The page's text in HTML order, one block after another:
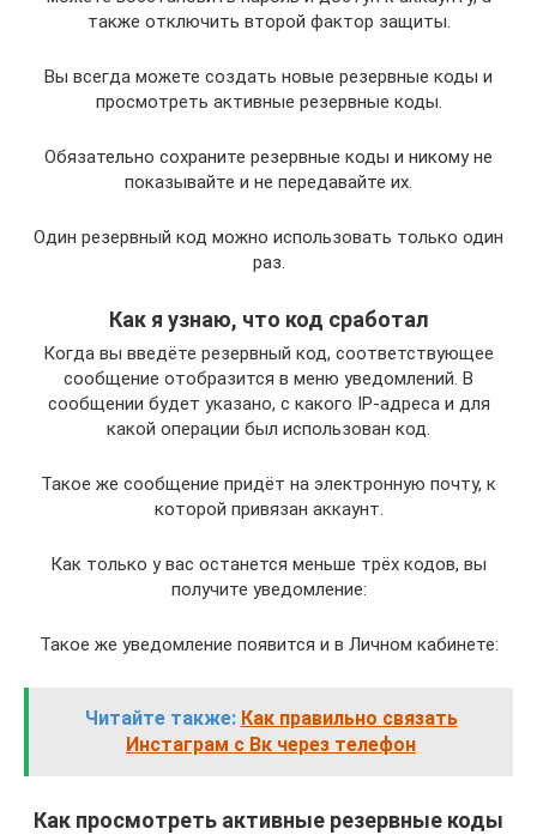
также отключить второй фактор защиты.
Вы всегда можете создать новые резервные коды и
просмотреть активные резервные коды.
Обязательно сохраните резервные коды и никому не
показывайте и не передавайте их.
Один резервный код можно использовать только один
раз.
Как я узнаю, что код сработал
Когда вы введёте резервный код, соответствующее
сообщение отобразится в меню уведомлений. В
сообщении будет указано, с какого IP-адреса и для
какой операции был использован код.
Такое же сообщение придёт на электронную почту, к
которой привязан аккаунт.
Как только у вас останется меньше трёх кодов, вы
получите уведомление:
Такое же уведомление появится и в Личном кабинете:
Читайте также: Как правильно связать
Инстаграм с Вк через телефон
Как просмотреть активные резервные коды